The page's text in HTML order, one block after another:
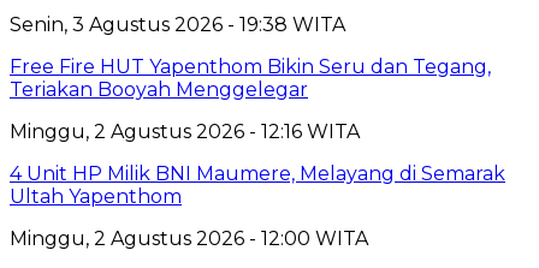
Senin, 3 Agustus 2026 - 19:38 WITA
Free Fire HUT Yapenthom Bikin Seru dan Tegang,
Teriakan Booyah Menggelegar
Minggu, 2 Agustus 2026 - 12:16 WITA
4 Unit HP Milik BNI Maumere, Melayang di Semarak
Ultah Yapenthom
Minggu, 2 Agustus 2026 - 12:00 WITA